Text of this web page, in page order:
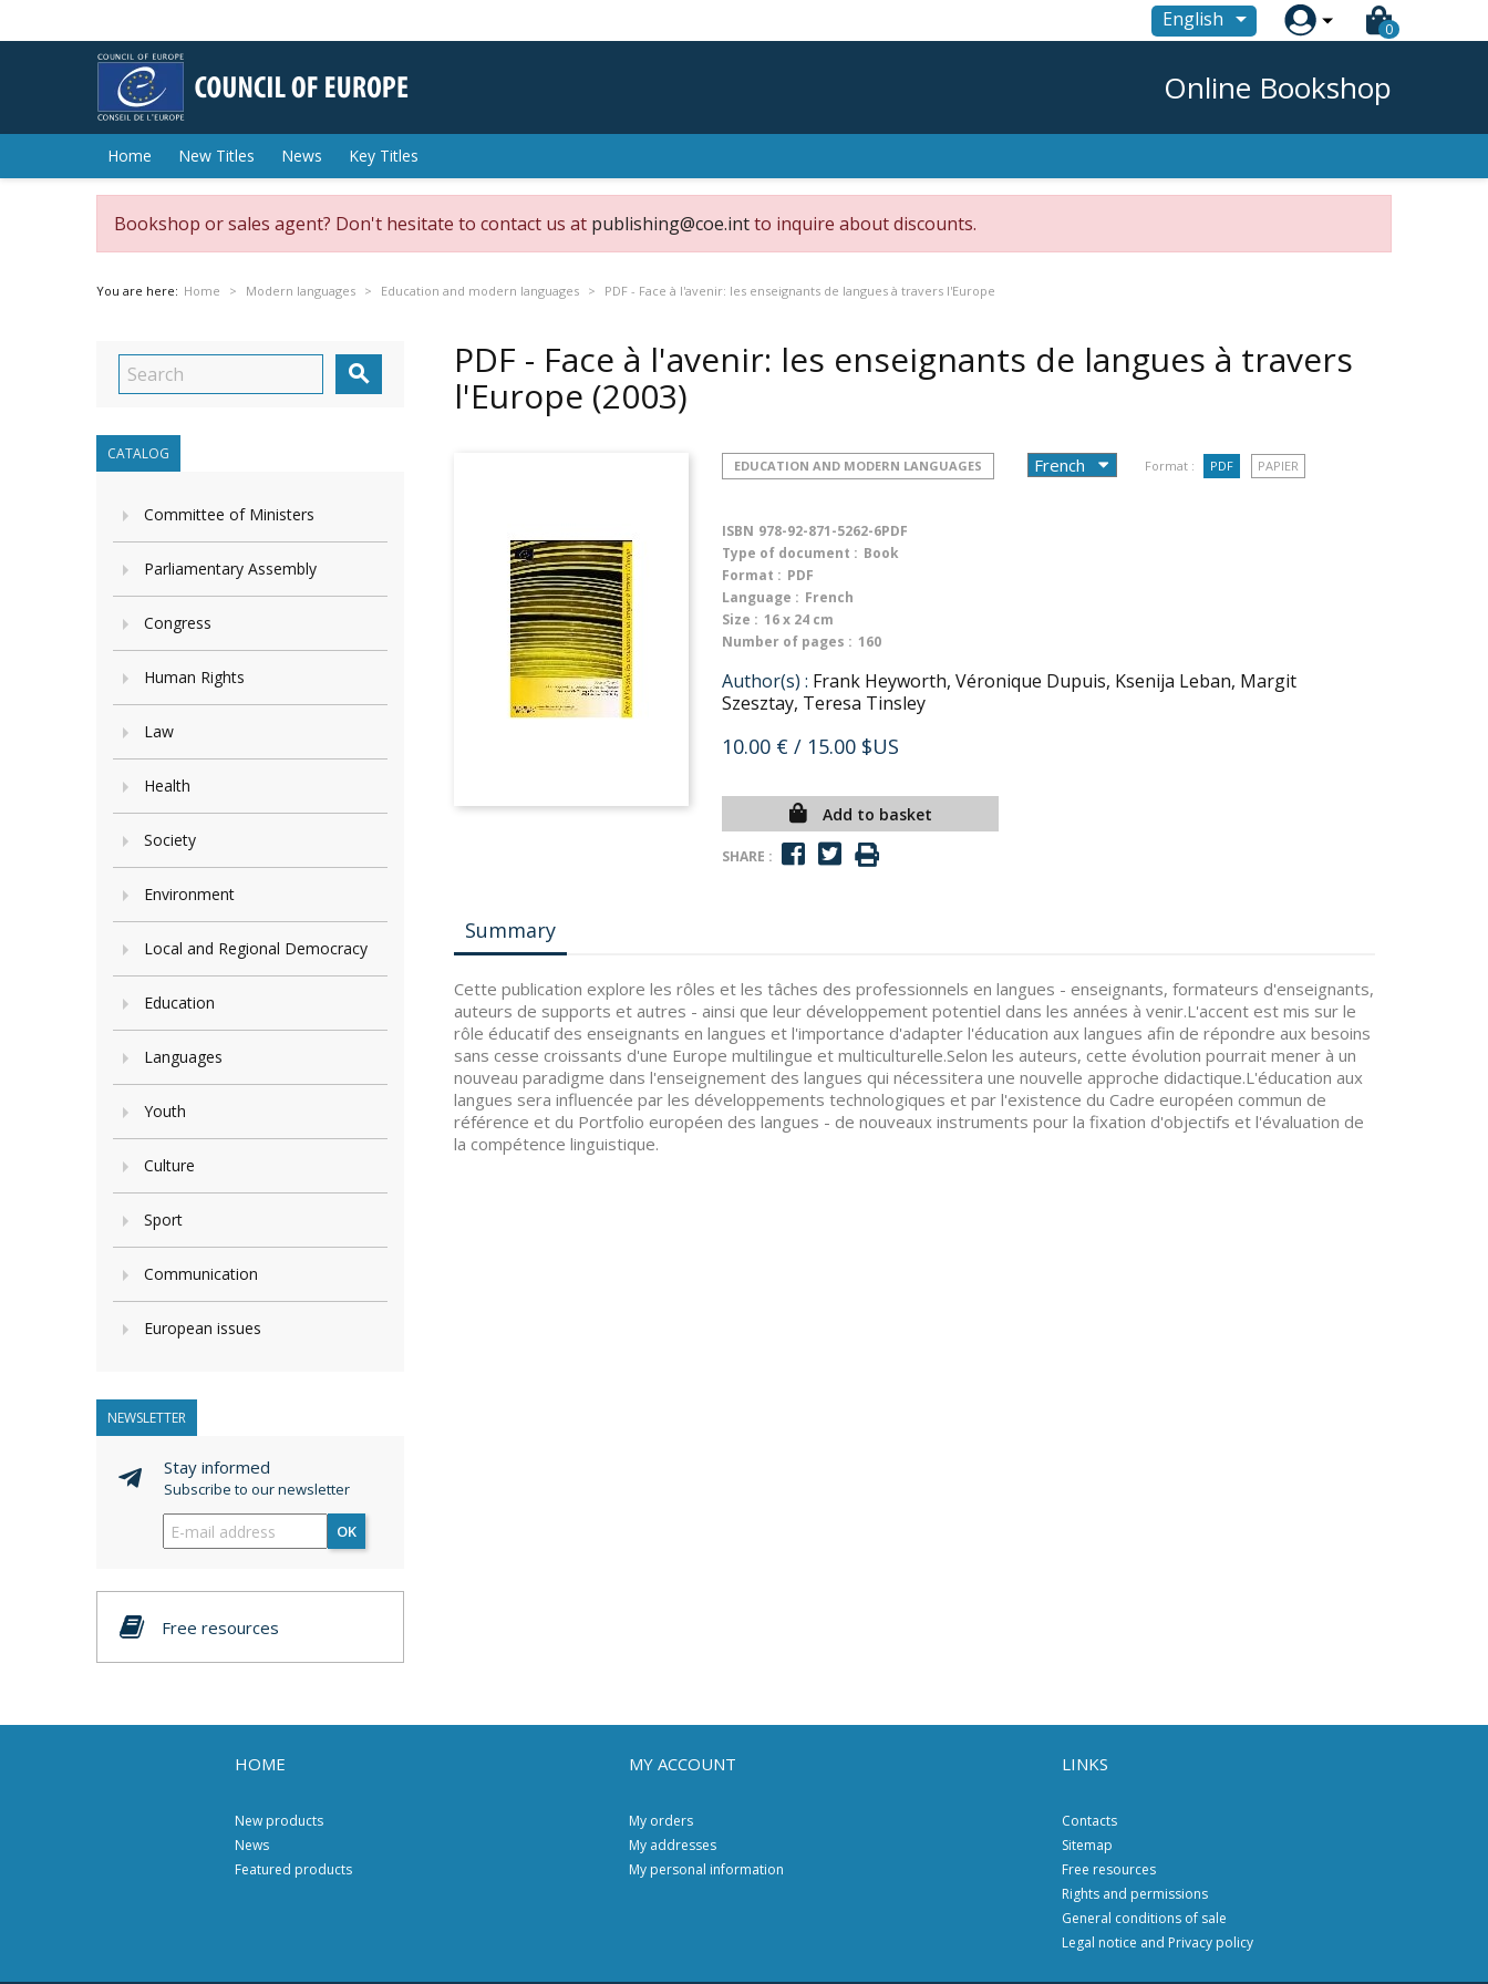
English  0
Online Bookshop
Home New Titles News Key Titles
Bookshop or sales agent? Don't hesitate to contact us at publishing@coe.intto inquire about discounts.
You are here: Home Modern languages Education and modern languages PDF - Face à l'avenir: les enseignants de langues à travers l'Europe

CATALOG
Committee of Ministers
Parliamentary Assembly
Congress
Human Rights
Law
Health
Society
Environment
Local and Regional Democracy
Education
Languages
Youth
Culture
Sport
Communication
European issues
NEWSLETTER
Stay informed
Subscribe to our newsletter
OK
Free resources
PDF - Face à l'avenir: les enseignants de langues à travers
l'Europe (2003)
EDUCATION AND MODERN LANGUAGES Format : PDF PAPIER
ISBN 978-92-871-5262-6PDF
Type of document : Book
Format : PDF
Language : French
Size : 16 x 24 cm
Number of pages : 160
Author(s) : Frank Heyworth, Véronique Dupuis, Ksenija Leban, Margit
Szesztay, Teresa Tinsley
10.00 € / 15.00 $US
Add to basket
SHARE :
Summary
Cette publication explore les rôles et les tâches des professionnels en langues - enseignants, formateurs d'enseignants,
auteurs de supports et autres - ainsi que leur développement potentiel dans les années à venir.L'accent est mis sur le
rôle éducatif des enseignants en langues et l'importance d'adapter l'éducation aux langues afin de répondre aux besoins
sans cesse croissants d'une Europe multilingue et multiculturelle.Selon les auteurs, cette évolution pourrait mener à un
nouveau paradigme dans l'enseignement des langues qui nécessitera une nouvelle approche didactique.L'éducation aux
langues sera influencée par les développements technologiques et par l'existence du Cadre européen commun de
référence et du Portfolio européen des langues - de nouveaux instruments pour la fixation d'objectifs et l'évaluation de
la compétence linguistique.
HOME
New products
News
Featured products
MY ACCOUNT
My orders
My addresses
My personal information
LINKS
Contacts
Sitemap
Free resources
Rights and permissions
General conditions of sale
Legal notice and Privacy policy